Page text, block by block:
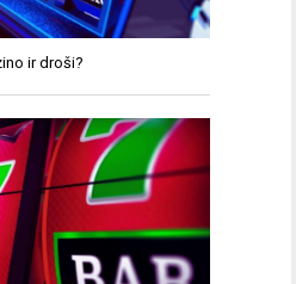
ir droši?